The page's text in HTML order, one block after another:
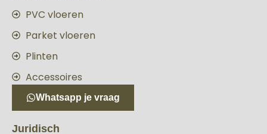
PVC vloeren
Parket vloeren
Plinten
Accessoires
Whatsapp je vraag
Juridisch